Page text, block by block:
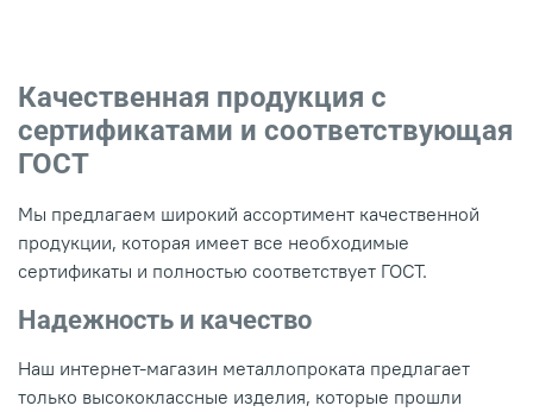
Качественная продукция с
сертификатами и соответствующая
ГОСТ
Мы предлагаем широкий ассортимент качественной
продукции, которая имеет все необходимые
сертификаты и полностью соответствует ГОСТ.
Надежность и качество
Наш интернет-магазин металлопроката предлагает
только высококлассные изделия, которые прошли